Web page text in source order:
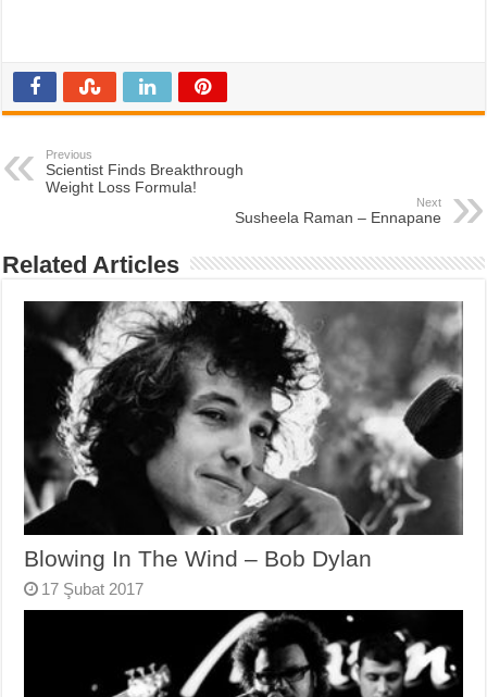
Previous
Scientist Finds Breakthrough
Weight Loss Formula!
Next
Susheela Raman – Ennapane
Related Articles
Blowing In The Wind – Bob Dylan
17 Şubat 2017